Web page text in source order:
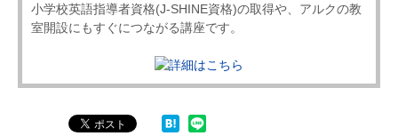
小学校英語指導者資格(J-SHINE資格)の取得や、アルクの教
室開設にもすぐにつながる講座です。